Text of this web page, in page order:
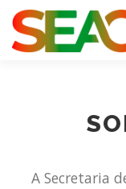
Pular
para
A Secretaria